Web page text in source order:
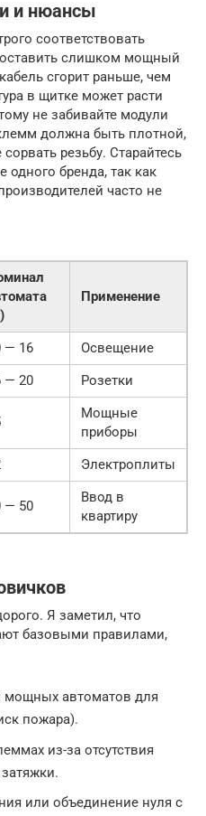
и нюансы
соответствовать
слишком мощный
сгорит раньше, чем
в щитке может расти
не забивайте модули
должна быть плотной,
резьбу. Старайтесь
одного бренда, так как
часто не
Применение
— 16
Освещение
— 20 Розетки
Мощные
приборы
Электроплиты
— 50
Ввод в
квартиру
Я заметил, что
базовыми правилами,
мощных автоматов для
пожара).
из-за отсутствия
или объединение нуля с